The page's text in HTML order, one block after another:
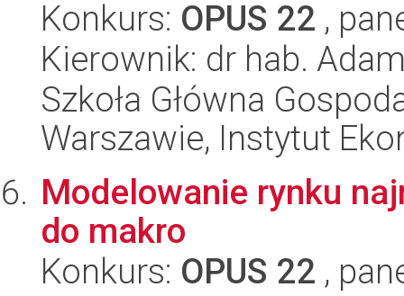
Konkurs: OPUS 22 ,
Kierownik: dr hab.
Szkoła Główna
Warszawie, Instytut
Modelowanie rynku
do makro
Konkurs: OPUS 22 ,